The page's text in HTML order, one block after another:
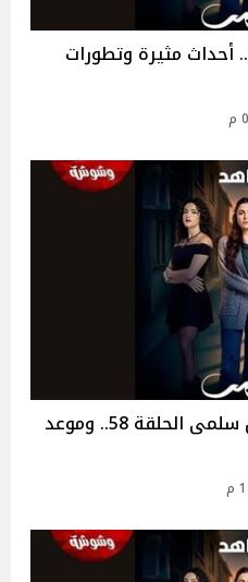
مسلسل سلمى الحلقة 62.. أحداث مثيرة وتطورات
تعرف على أحداث مسلسل سلمى الحلقة 58.. وموعد